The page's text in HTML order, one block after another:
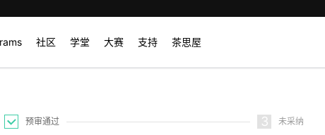
社区 学堂 大赛 支持 茶思屋
预审通过 3 未采纳